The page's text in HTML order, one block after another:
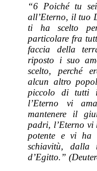
“6 Poiché tu
all’Eterno, il tuo
ti ha scelto
particolare fra
faccia della
riposto i suo
scelto, perché
alcun altro
piccolo di tutti
l’Eterno vi
mantenere il
padri, l’Eterno vi
potente e vi ha
schiavitù, dalla
d’Egitto.”